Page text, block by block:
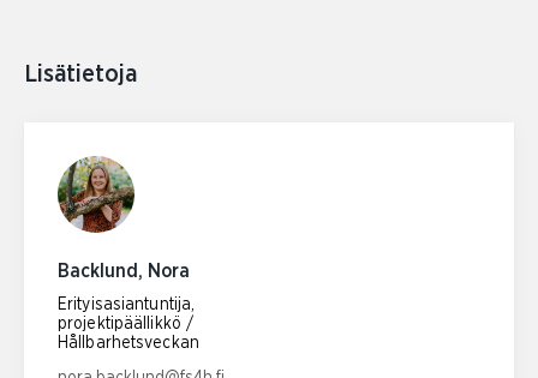
Lisätietoja
Backlund, Nora
Erityisasiantuntija,
projektipäällikkö /
Hållbarhetsveckan